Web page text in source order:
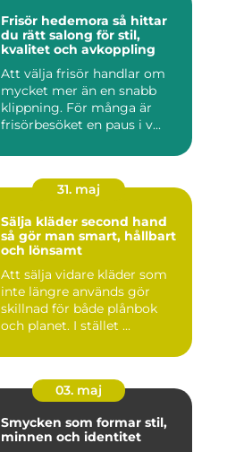
Frisör hedemora så hittar
du rätt salong för stil,
kvalitet och avkoppling
Att välja frisör handlar om
mycket mer än en snabb
klippning. För många är
frisörbesöket en paus i v...
31. maj
Sälja kläder second hand
så gör man smart, hållbart
och lönsamt
Att sälja vidare kläder som
inte längre används gör
skillnad för både plånbok
och planet. I stället ...
03. maj
Smycken som formar stil,
minnen och identitet